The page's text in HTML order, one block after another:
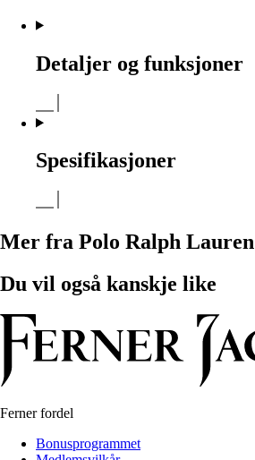
Detaljer og funksjoner
Spesifikasjoner
Mer fra Polo Ralph Lauren
Du vil også kanskje like
Ferner fordel
Bonusprogrammet